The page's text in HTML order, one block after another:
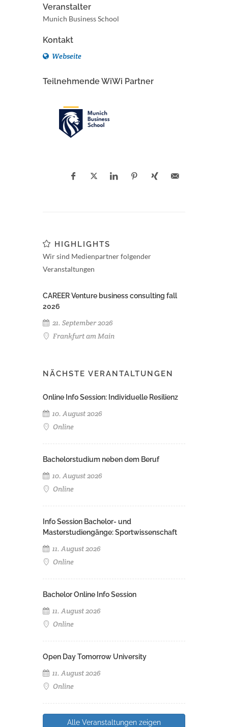
Veranstalter
Munich Business School
Kontakt
Webseite
Teilnehmende WiWi Partner
HIGHLIGHTS
Wir sind Medienpartner folgender
Veranstaltungen
CAREER Venture business consulting fall
2026
21. September 2026
Frankfurt am Main
NÄCHSTE VERANTALTUNGEN
Online Info Session: Individuelle Resilienz
10. August 2026
Online
Bachelorstudium neben dem Beruf
10. August 2026
Online
Info Session Bachelor- und
Masterstudiengänge: Sportwissenschaft
11. August 2026
Online
Bachelor Online Info Session
11. August 2026
Online
Open Day Tomorrow University
11. August 2026
Online
Alle Veranstaltungen zeigen